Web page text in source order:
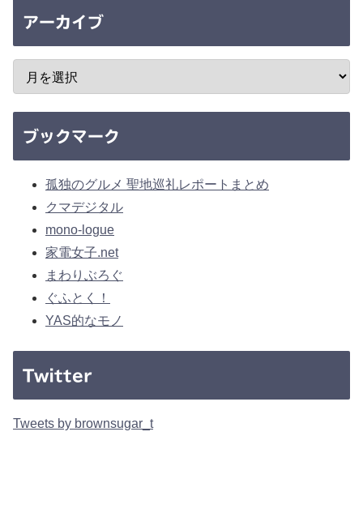
アーカイブ
ブックマーク
孤独のグルメ 聖地巡礼レポートまとめ
クマデジタル
mono-logue
家電女子.net
まわりぶろぐ
ぐふとく！
YAS的なモノ
Twitter
Tweets by brownsugar_t